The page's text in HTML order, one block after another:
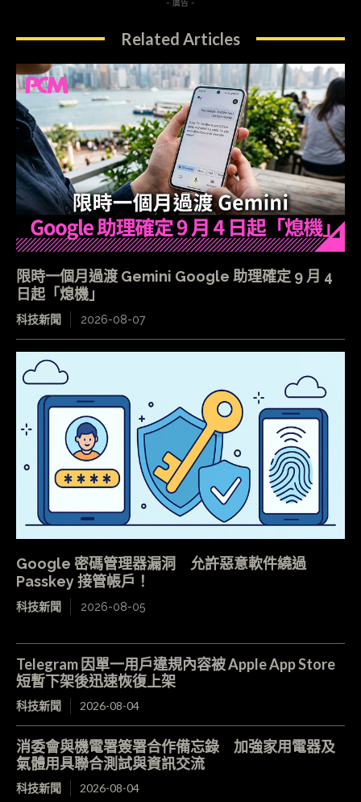
- 廣告 -
Related Articles
限時一個月過渡 Gemini Google 助理確定 9 月 4
日起「熄機」
科技新聞 2026-08-07
Google 密碼管理器漏洞 允許惡意軟件繞過
Passkey 接管帳戶！
科技新聞 2026-08-05
Telegram 因單一用戶違規內容被 Apple App Store
短暫下架後迅速恢復上架
科技新聞 2026-08-04
消委會與機電署簽署合作備忘錄 加強家用電器及
氣體用具聯合測試與資訊交流
科技新聞 2026-08-04